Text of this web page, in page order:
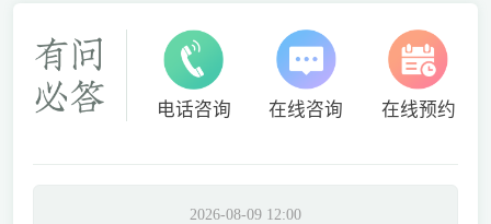
电话咨询 在线咨询 在线预约
2026-08-09 12:00